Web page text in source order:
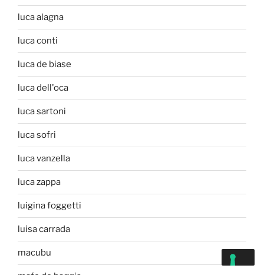
luca alagna
luca conti
luca de biase
luca dell'oca
luca sartoni
luca sofri
luca vanzella
luca zappa
luigina foggetti
luisa carrada
macubu